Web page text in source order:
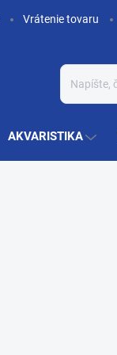
Vrátenie tovaru
AKVARISTIKA